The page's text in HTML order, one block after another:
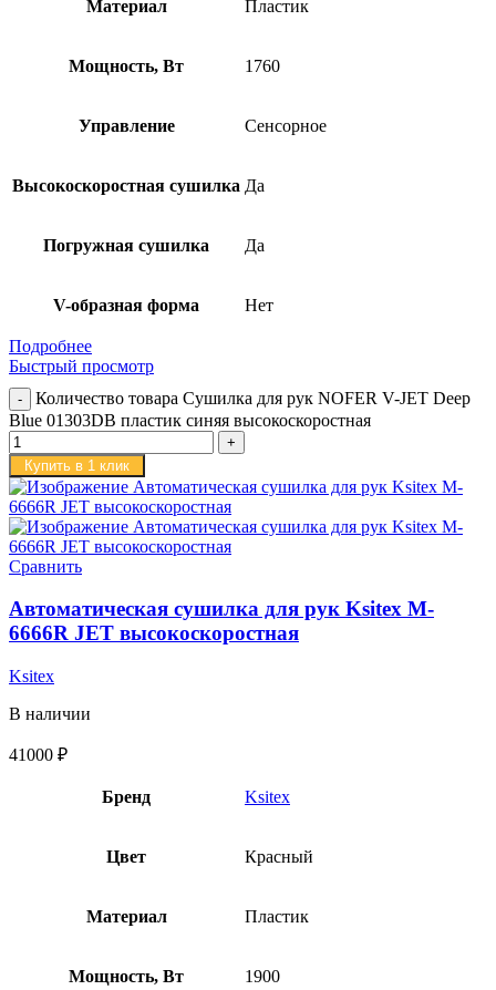
Материал Пластик
Мощность, Вт 1760
Управление Сенсорное
Высокоскоростная сушилка Да
Погружная сушилка Да
V-образная форма Нет
Подробнее
Быстрый просмотр
Количество товара Сушилка для рук NOFER V-JET Deep
Blue 01303DB пластик синяя высокоскоростная
Купить в 1 клик
Сравнить
Автоматическая сушилка для рук Ksitex M-
6666R JET высокоскоростная
Ksitex
В наличии
41000 ₽
Бренд Ksitex
Цвет Красный
Материал Пластик
Мощность, Вт 1900